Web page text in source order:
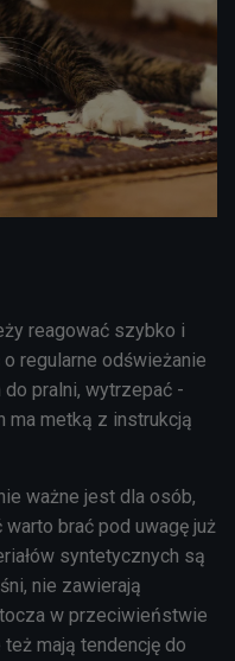
reagować szybko i
regularne odświeżanie
do pralni, wytrzepać -
ma metką z instrukcją
ważne jest dla osób,
brać pod uwagę już
syntetycznych są
nie zawierają
w przeciwieństwie
też mają tendencję do